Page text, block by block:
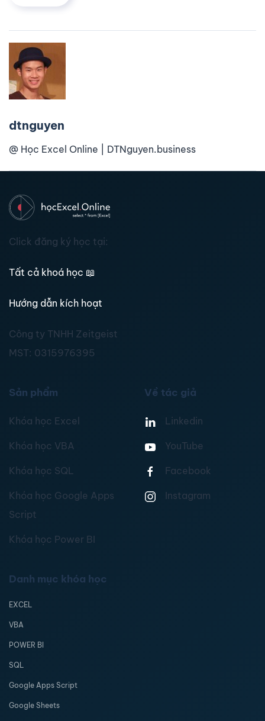
dtnguyen
@ Học Excel Online | DTNguyen.business
Click đăng ký học tại:
Tất cả khoá học 📖
Hướng dẫn kích hoạt
Công ty TNHH Zeitgeist
MST: 0315976395
Sản phẩm
Khóa học Excel
Khóa học VBA
Khóa học SQL
Khóa học Google Apps
Script
Khóa học Power BI
Về tác giả
Linkedin
YouTube
Facebook
Instagram
Danh mục khóa học
EXCEL
VBA
POWER BI
SQL
Google Apps Script
Google Sheets